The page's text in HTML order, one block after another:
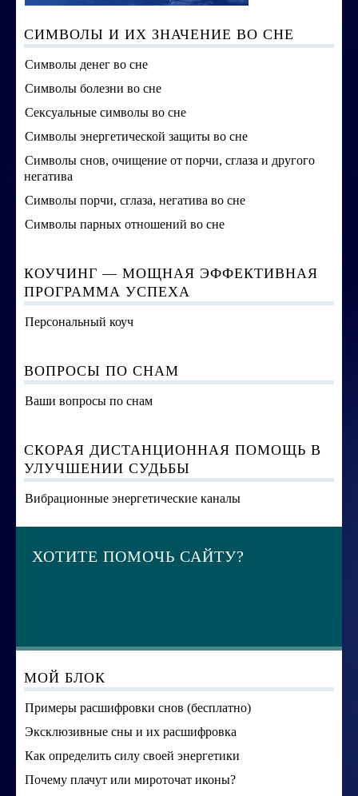
СИМВОЛЫ И ИХ ЗНАЧЕНИЕ ВО СНЕ
Символы денег во сне
Символы болезни во сне
Сексуальные символы во сне
Символы энергетической защиты во сне
Символы снов, очищение от порчи, сглаза и другого
негатива
Символы порчи, сглаза, негатива во сне
Символы парных отношений во сне
КОУЧИНГ — МОЩНАЯ ЭФФЕКТИВНАЯ
ПРОГРАММА УСПЕХА
Персональный коуч
ВОПРОСЫ ПО СНАМ
Ваши вопросы по снам
СКОРАЯ ДИСТАНЦИОННАЯ ПОМОЩЬ В
УЛУЧШЕНИИ СУДЬБЫ
Вибрационные энергетические каналы
ХОТИТЕ ПОМОЧЬ САЙТУ?
МОЙ БЛОК
Примеры расшифровки снов (бесплатно)
Эксклюзивные сны и их расшифровка
Как определить силу своей энергетики
Почему плачут или мироточат иконы?